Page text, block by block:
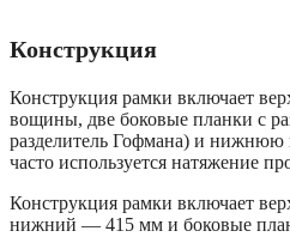
Конструкция
Конструкция рамки включает
вощины, две боковые планки с
разделитель Гофмана) и нижнюю
часто используется натяжение
Конструкция рамки включает
нижний — 415 мм и боковые